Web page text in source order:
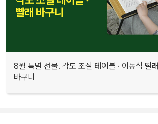
8월 특별 선물. 각도 조절 테이블 · 이동식 빨래
바구니